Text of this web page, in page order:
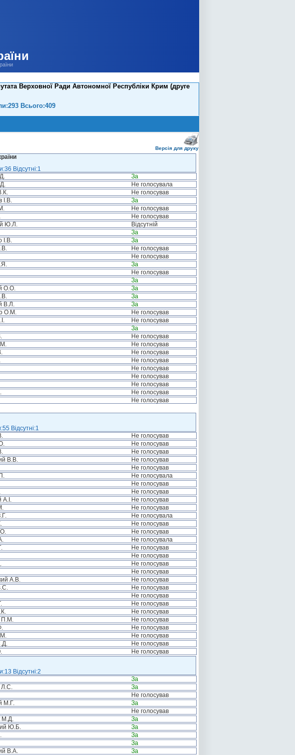
Верховної Ради Автономної Республіки Крим (друге
Всього:409
Версія для друку
Відсутні:1
За
Не голосувала
Не голосував
І.В.
За
Не голосував
Не голосував
Ю.Л.
Відсутній
За
І.В.
За
Не голосував
Не голосував
За
Не голосував
За
О.О.
За
За
В.Л.
За
О.М.
Не голосував
Не голосував
За
Не голосував
Не голосував
Не голосував
Не голосував
Не голосував
Не голосував
Не голосував
Не голосував
Не голосував
Відсутні:1
Не голосував
Не голосував
Не голосував
В.В.
Не голосував
Не голосував
Не голосувала
Не голосував
Не голосував
А.І.
Не голосував
Не голосував
Не голосувала
Не голосував
Не голосував
Не голосувала
Не голосував
Не голосував
Не голосував
Не голосував
А.В.
Не голосував
Не голосував
Не голосував
Не голосував
Не голосував
П.М.
Не голосував
Не голосував
Не голосував
Не голосував
Не голосував
Відсутні:2
За
Л.С.
За
Не голосував
М.Г.
За
Не голосував
М.Д.
За
Ю.Б.
За
За
За
В.А.
За